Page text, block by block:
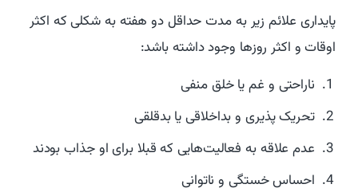
پایداری علائم زیر به مدت حداقل دو هفته به شکلی که اکثر
اوقات و اکثر روزها وجود داشته باشد:
ناراحتی و غم یا خلق منفی
تحریک پذیری و بداخلاقی یا بدقلقی
عدم علاقه به فعالیت‌هایی که قبلا برای او جذاب بودند
احساس خستگی و ناتوانی